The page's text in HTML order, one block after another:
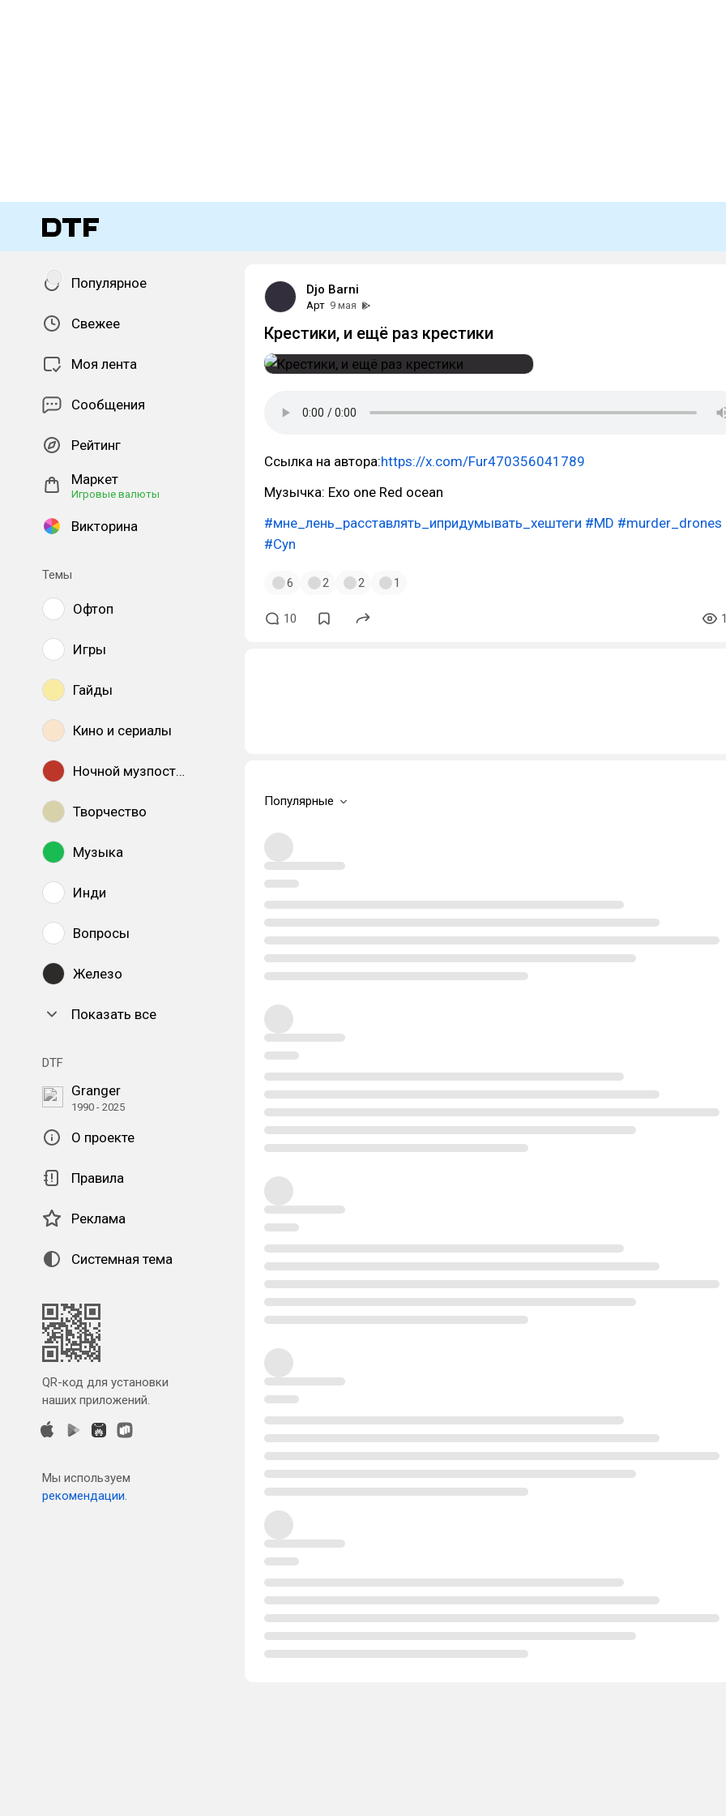
Популярное
Свежее
Моя лента
Сообщения
Рейтинг
Маркет
Игровые валюты
Викторина
Темы
Офтоп
Игры
Гайды
Кино и сериалы
Ночной музпостинг
Творчество
Музыка
Инди
Вопросы
Железо
Показать все
DTF
Granger
1990 - 2025
О проекте
Правила
Реклама
Системная тема
QR-код для установки
наших приложений.
Мы используем
рекомендации.
Djo Barni
Арт 9 мая
Крестики, и ещё раз крестики
Ссылка на автора:https://x.com/Fur470356041789
Музычка: Exo one Red ocean
#мне_лень_расставлять_ипридумывать_хештеги #MD #murder_drones
#Cyn
6 2 2 1
10
Популярные